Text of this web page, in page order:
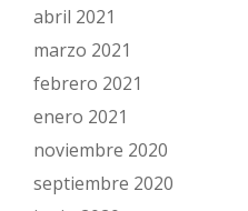
abril 2021
marzo 2021
febrero 2021
enero 2021
noviembre 2020
septiembre 2020